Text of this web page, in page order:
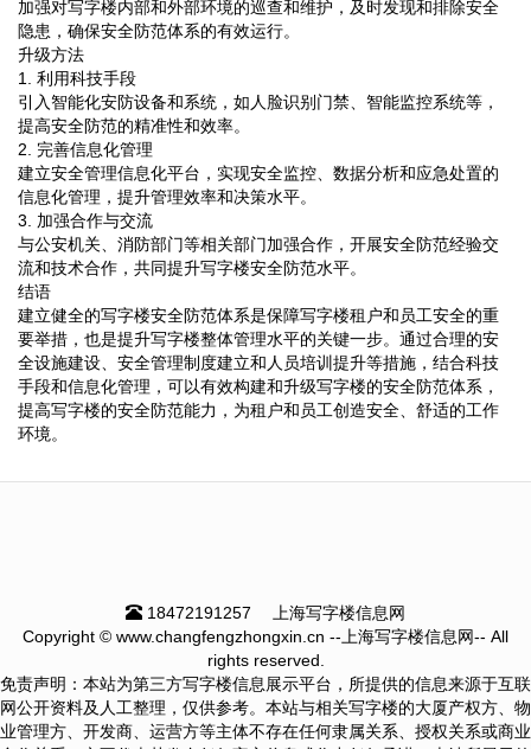
加强对写字楼内部和外部环境的巡查和维护，及时发现和排除安全
隐患，确保安全防范体系的有效运行。
升级方法
1. 利用科技手段
引入智能化安防设备和系统，如人脸识别门禁、智能监控系统等，
提高安全防范的精准性和效率。
2. 完善信息化管理
建立安全管理信息化平台，实现安全监控、数据分析和应急处置的
信息化管理，提升管理效率和决策水平。
3. 加强合作与交流
与公安机关、消防部门等相关部门加强合作，开展安全防范经验交
流和技术合作，共同提升写字楼安全防范水平。
结语
建立健全的写字楼安全防范体系是保障写字楼租户和员工安全的重
要举措，也是提升写字楼整体管理水平的关键一步。通过合理的安
全设施建设、安全管理制度建立和人员培训提升等措施，结合科技
手段和信息化管理，可以有效构建和升级写字楼的安全防范体系，
提高写字楼的安全防范能力，为租户和员工创造安全、舒适的工作
环境。
18472191257
上海写字楼信息网
Copyright © www.changfengzhongxin.cn --上海写字楼信息网-- All
rights reserved.
免责声明：本站为第三方写字楼信息展示平台，所提供的信息来源于互联
网公开资料及人工整理，仅供参考。本站与相关写字楼的大厦产权方、物
业管理方、开发商、运营方等主体不存在任何隶属关系、授权关系或商业